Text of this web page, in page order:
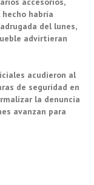
habría
del lunes,
advirtieran
acudieron al
de seguridad en
la denuncia
avanzan para